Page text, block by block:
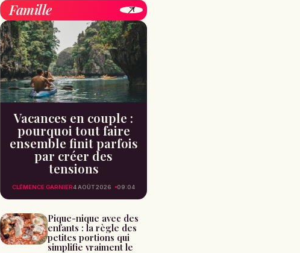
Famille
Vacances en couple :
pourquoi tout faire
ensemble finit parfois
par créer des
tensions
CLÉMENCE GARNIER4 AOÛT 2026 09:04
Pique-nique avec des
enfants : la règle des
petites portions qui
simplifie vraiment le